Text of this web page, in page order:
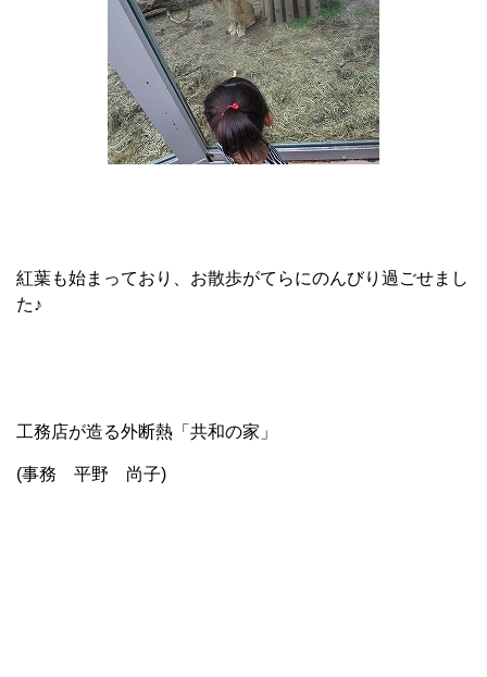
紅葉も始まっており、お散歩がてらにのんびり過ごせまし
た♪
工務店が造る外断熱「共和の家」
(事務 平野 尚子)